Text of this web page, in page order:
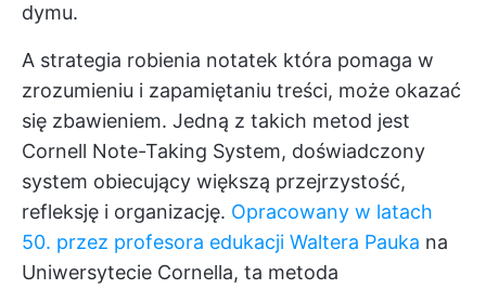
dymu.
A strategia robienia notatek która pomaga w
zrozumieniu i zapamiętaniu treści, może okazać
się zbawieniem. Jedną z takich metod jest
Cornell Note-Taking System, doświadczony
system obiecujący większą przejrzystość,
refleksję i organizację. Opracowany w latach
50. przez profesora edukacji Waltera Pauka na
Uniwersytecie Cornella, ta metoda